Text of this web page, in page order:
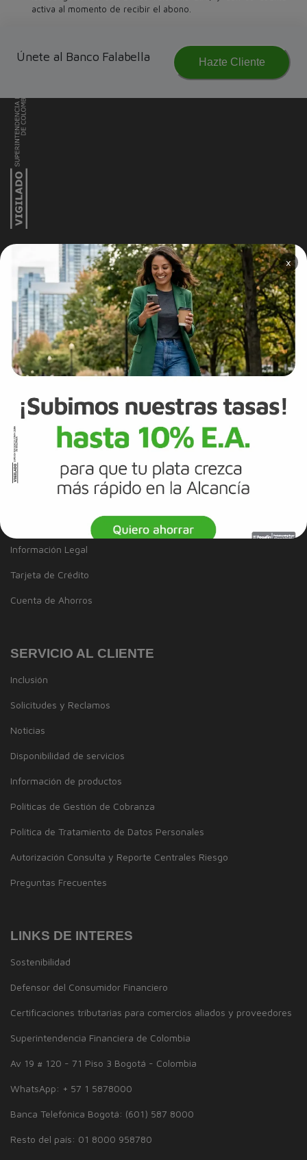
activa al momento de recibir el abono.
×
Únete al Banco Falabella Hazte Cliente
NUESTRO BANCO
Información Corporativa
Información a clientes
Tasas y Tarifas
Reportes de sostenibilidad
Trabaja con Nosotros
Canal de integridad
Proveedores
Política de Diversidad e Inclusión
Términos y Condiciones
Información Legal
Tarjeta de Crédito
Cuenta de Ahorros
SERVICIO AL CLIENTE
Inclusión
Solicitudes y Reclamos
Noticias
Disponibilidad de servicios
Información de productos
Políticas de Gestión de Cobranza
Política de Tratamiento de Datos Personales
Autorización Consulta y Reporte Centrales Riesgo
Preguntas Frecuentes
LINKS DE INTERES
Sostenibilidad
Defensor del Consumidor Financiero
Certificaciones tributarias para comercios aliados y proveedores
Superintendencia Financiera de Colombia
Av 19 # 120 - 71 Piso 3 Bogotá - Colombia
WhatsApp: + 57 1 5878000
Banca Telefónica Bogotá: (601) 587 8000
Resto del país: 01 8000 958780